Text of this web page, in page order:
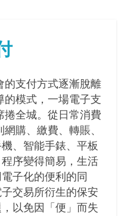
的支付方式逐漸脫離
的模式，一場電子支
捲全城。從日常消費
購、繳費、轉賬、
、智能手錶、平板
序變得簡易，生活
子化的便利的同
交易所衍生的保安
以免因「便」而失